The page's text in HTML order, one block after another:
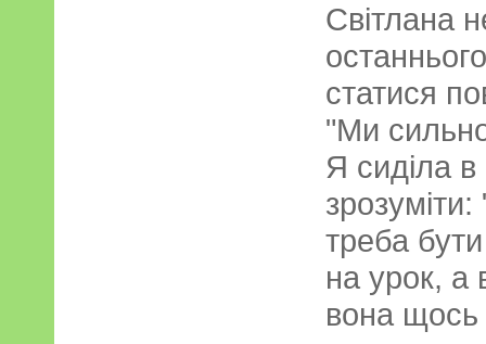
Світлана
статися
"Ми
Я сиділа
треба
на урок, а
вона